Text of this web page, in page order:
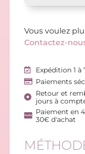
Vous voulez
Contactez-
Expédition 1
Paiements
Retour et
jours à
Paiement en
30€ d'achat